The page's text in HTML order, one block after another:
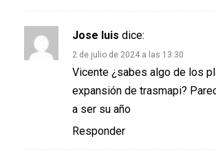
Jose luis dice:
2 de julio de 2024 a las 13:30
Vicente ¿sabes algo de los
expansión de trasmapi?
a ser su año
Responder